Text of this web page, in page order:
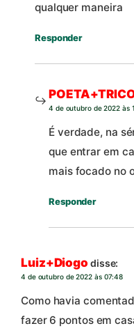
qualquer maneira
Responder
4 de outubro de 2022 às
É verdade, na
que entrar em
mais focado no
Responder
Luiz+Diogo disse:
4 de outubro de 2022 às 07:48
Como havia
fazer 6 pontos em